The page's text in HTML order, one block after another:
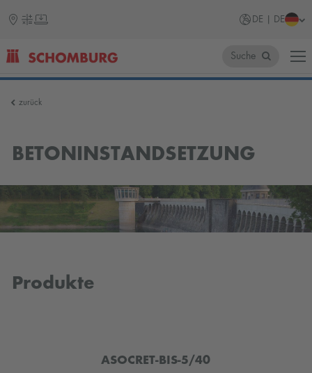
DE | DE
Suche
zurück
BETONINSTANDSETZUNG
Produkte
ASOCRET-BIS-5/40